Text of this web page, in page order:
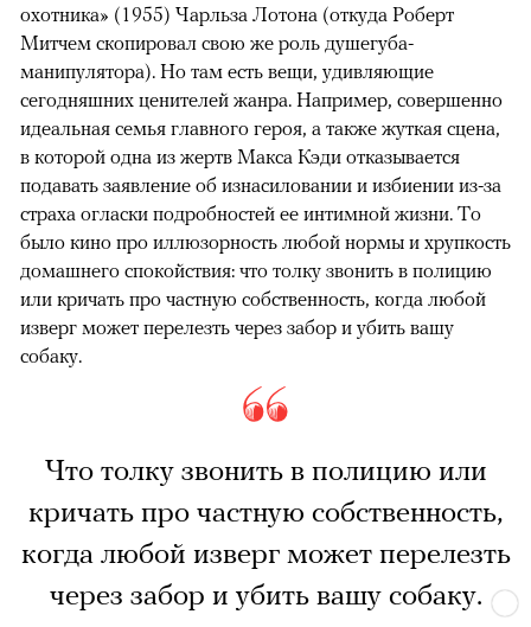
охотника» (1955) Чарльза Лотона (откуда Роберт
Митчем скопировал свою же роль душегуба-
манипулятора). Но там есть вещи, удивляющие
сегодняшних ценителей жанра. Например, совершенно
идеальная семья главного героя, а также жуткая сцена,
в которой одна из жертв Макса Кэди отказывается
подавать заявление об изнасиловании и избиении из-за
страха огласки подробностей ее интимной жизни. То
было кино про иллюзорность любой нормы и хрупкость
домашнего спокойствия: что толку звонить в полицию
или кричать про частную собственность, когда любой
изверг может перелезть через забор и убить вашу
собаку.
Что толку звонить в полицию или
кричать про частную собственность,
когда любой изверг может перелезть
через забор и убить вашу собаку.